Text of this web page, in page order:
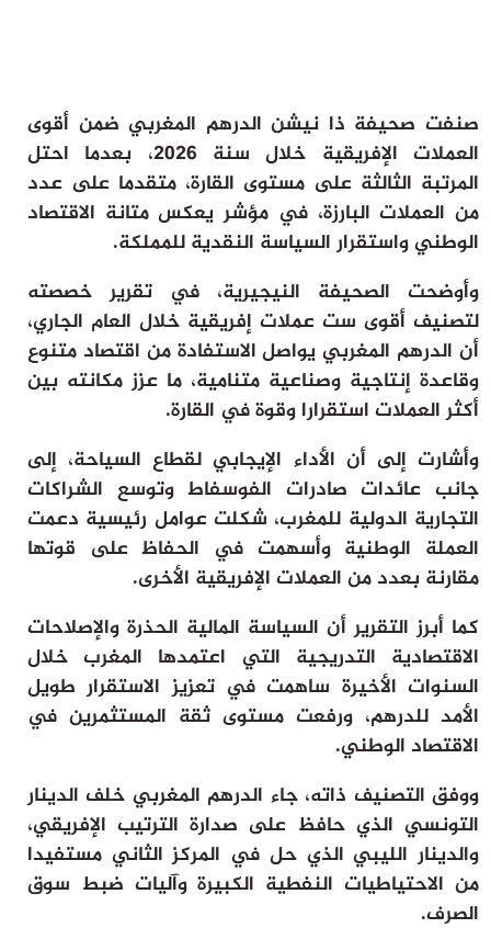
صنفت صحيفة ذا نيشن الدرهم المغربي ضمن أقوى
العملات الإفريقية خلال سنة 2026، بعدما احتل
المرتبة الثالثة على مستوى القارة، متقدما على عدد
من العملات البارزة، في مؤشر يعكس متانة الاقتصاد
الوطني واستقرار السياسة النقدية للمملكة.
وأوضحت الصحيفة النيجيرية، في تقرير خصصته
لتصنيف أقوى ست عملات إفريقية خلال العام الجاري،
أن الدرهم المغربي يواصل الاستفادة من اقتصاد متنوع
وقاعدة إنتاجية وصناعية متنامية، ما عزز مكانته بين
أكثر العملات استقرارا وقوة في القارة.
وأشارت إلى أن الأداء الإيجابي لقطاع السياحة، إلى
جانب عائدات صادرات الفوسفاط وتوسع الشراكات
التجارية الدولية للمغرب، شكلت عوامل رئيسية دعمت
العملة الوطنية وأسهمت في الحفاظ على قوتها
مقارنة بعدد من العملات الإفريقية الأخرى.
كما أبرز التقرير أن السياسة المالية الحذرة والإصلاحات
الاقتصادية التدريجية التي اعتمدها المغرب خلال
السنوات الأخيرة ساهمت في تعزيز الاستقرار طويل
الأمد للدرهم، ورفعت مستوى ثقة المستثمرين في
الاقتصاد الوطني.
ووفق التصنيف ذاته، جاء الدرهم المغربي خلف الدينار
التونسي الذي حافظ على صدارة الترتيب الإفريقي،
والدينار الليبي الذي حل في المركز الثاني مستفيدا
من الاحتياطيات النفطية الكبيرة وآليات ضبط سوق
الصرف.